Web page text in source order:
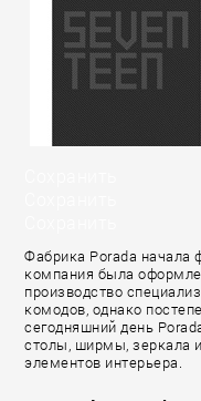
Фабрика Porada начала
компания была
производство
комодов, однако
сегодняшний день
столы, ширмы, зеркала
элементов интерьера.